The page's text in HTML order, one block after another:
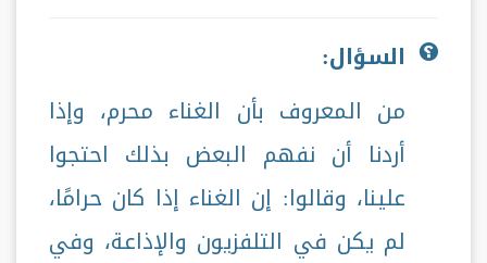
السؤال:
من المعروف بأن الغناء محرم، وإذا
أردنا أن نفهم البعض بذلك احتجوا
علينا، وقالوا: إن الغناء إذا كان حرامًا،
لم يكن في التلفزيون والإذاعة، وفي